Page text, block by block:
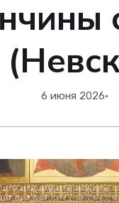
6 июня 2026•